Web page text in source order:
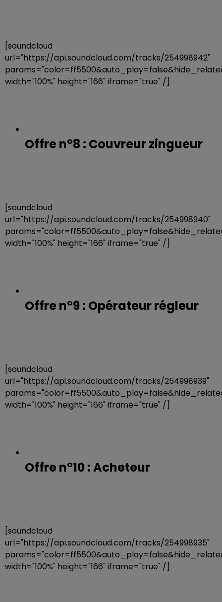
[soundcloud
url="https://api.soundcloud.com/tracks/254998942"
width="100%" height="166" iframe="true" /]
Offre n°8 : Couvreur zingueur
[soundcloud
url="https://api.soundcloud.com/tracks/254998940"
width="100%" height="166" iframe="true" /]
Offre n°9 : Opérateur régleur
[soundcloud
url="https://api.soundcloud.com/tracks/254998939"
width="100%" height="166" iframe="true" /]
Offre n°10 : Acheteur
[soundcloud
url="https://api.soundcloud.com/tracks/254998935"
width="100%" height="166" iframe="true" /]